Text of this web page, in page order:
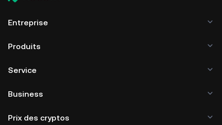
Entreprise
Produits
Service
Business
Prix des cryptos